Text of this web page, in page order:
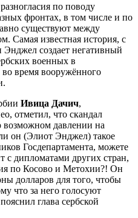
по поводу
фронтах, в том числе и по
существуют между
Самая известная история, с
создает негативный
военных в
время вооружённого
Ивица Дачич,
отметил, что скандал
возможном давлении на
он (Элиот Энджел) такое
Госдепартамента, можете
с дипломатами других стран,
по Косово и Метохии?! Он
долларов для того, чтобы
что за него голосуют
глава сербской